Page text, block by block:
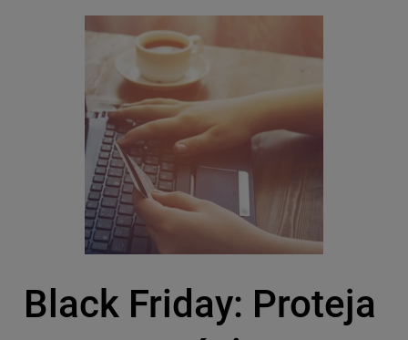
Black Friday: Proteja